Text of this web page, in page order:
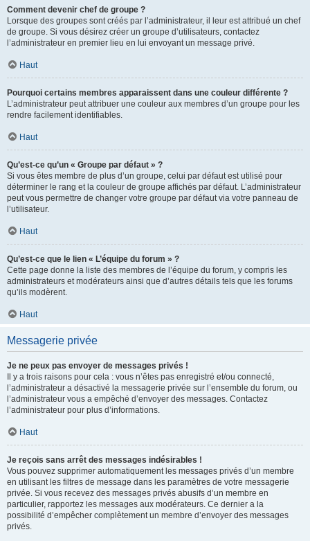
Comment devenir chef de groupe ?
Lorsque des groupes sont créés par l’administrateur, il leur est attribué un chef
de groupe. Si vous désirez créer un groupe d’utilisateurs, contactez
l’administrateur en premier lieu en lui envoyant un message privé.
Haut
Pourquoi certains membres apparaissent dans une couleur différente ?
L’administrateur peut attribuer une couleur aux membres d’un groupe pour les
rendre facilement identifiables.
Haut
Qu’est-ce qu’un « Groupe par défaut » ?
Si vous êtes membre de plus d’un groupe, celui par défaut est utilisé pour
déterminer le rang et la couleur de groupe affichés par défaut. L’administrateur
peut vous permettre de changer votre groupe par défaut via votre panneau de
l’utilisateur.
Haut
Qu’est-ce que le lien « L’équipe du forum » ?
Cette page donne la liste des membres de l’équipe du forum, y compris les
administrateurs et modérateurs ainsi que d’autres détails tels que les forums
qu’ils modèrent.
Haut
Messagerie privée
Je ne peux pas envoyer de messages privés !
Il y a trois raisons pour cela : vous n’êtes pas enregistré et/ou connecté,
l’administrateur a désactivé la messagerie privée sur l’ensemble du forum, ou
l’administrateur vous a empêché d’envoyer des messages. Contactez
l’administrateur pour plus d’informations.
Haut
Je reçois sans arrêt des messages indésirables !
Vous pouvez supprimer automatiquement les messages privés d’un membre
en utilisant les filtres de message dans les paramètres de votre messagerie
privée. Si vous recevez des messages privés abusifs d’un membre en
particulier, rapportez les messages aux modérateurs. Ce dernier a la
possibilité d’empêcher complètement un membre d’envoyer des messages
privés.